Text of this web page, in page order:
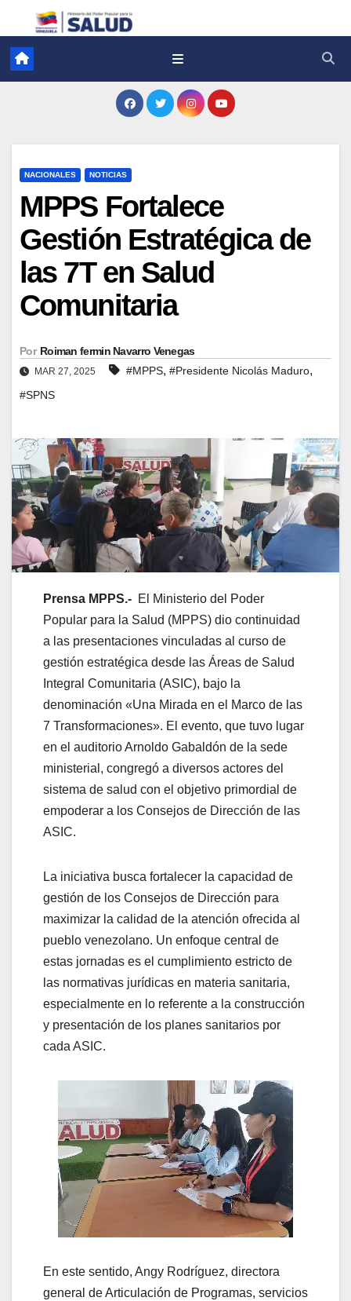
NACIONALES NOTICIAS
MPPS Fortalece
Gestión Estratégica de
las 7T en Salud
Comunitaria
Por Roiman fermin Navarro Venegas
MAR 27, 2025 #MPPS, #Presidente Nicolás Maduro,
#SPNS
Prensa MPPS.- El Ministerio del Poder
Popular para la Salud (MPPS) dio continuidad
a las presentaciones vinculadas al curso de
gestión estratégica desde las Áreas de Salud
Integral Comunitaria (ASIC), bajo la
denominación «Una Mirada en el Marco de las
7 Transformaciones». El evento, que tuvo lugar
en el auditorio Arnoldo Gabaldón de la sede
ministerial, congregó a diversos actores del
sistema de salud con el objetivo primordial de
empoderar a los Consejos de Dirección de las
ASIC.
La iniciativa busca fortalecer la capacidad de
gestión de los Consejos de Dirección para
maximizar la calidad de la atención ofrecida al
pueblo venezolano. Un enfoque central de
estas jornadas es el cumplimiento estricto de
las normativas jurídicas en materia sanitaria,
especialmente en lo referente a la construcción
y presentación de los planes sanitarios por
cada ASIC.
En este sentido, Angy Rodríguez, directora
general de Articulación de Programas, servicios